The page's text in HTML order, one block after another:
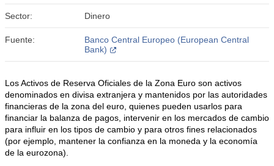
Sector: Dinero
Fuente:
Banco Central Europeo (European Central
Bank)
Los Activos de Reserva Oficiales de la Zona Euro son activos
denominados en divisa extranjera y mantenidos por las autoridades
financieras de la zona del euro, quienes pueden usarlos para
financiar la balanza de pagos, intervenir en los mercados de cambio
para influir en los tipos de cambio y para otros fines relacionados
(por ejemplo, mantener la confianza en la moneda y la economía
de la eurozona).